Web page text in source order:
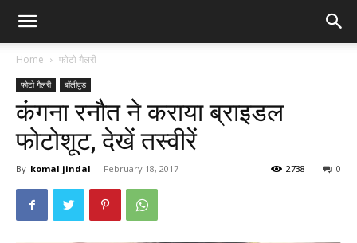
Home फोटो गैलरी
फोटो गैलरी बॉलीवुड
कंगना रनौत ने कराया ब्राइडल
फोटोशूट, देखें तस्वीरें
By komal jindal - February 18, 2017 0
2738